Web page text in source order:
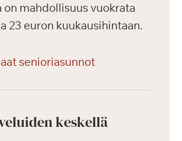
on mahdollisuus vuokrata
23 euron kuukausihintaan.
senioriasunnot
keskellä